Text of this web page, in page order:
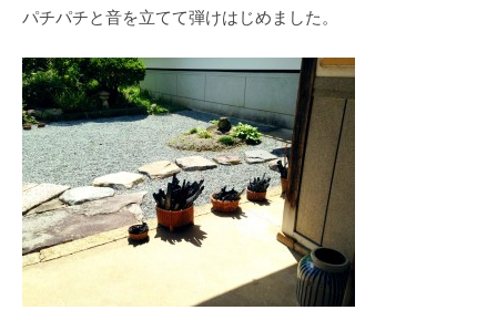
パチパチと音を立てて弾けはじめました。